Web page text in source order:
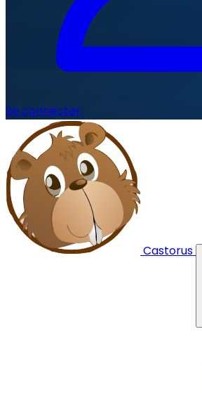
Se connecter
Castorus